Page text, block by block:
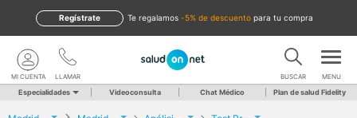
te regalamos -5% de descuento para tu compra
Regístrate
LLAMAR
MI CUENTA BUSCAR MENU
Especialidades Videoconsulta Chat Médico Plan de salud Fidelity